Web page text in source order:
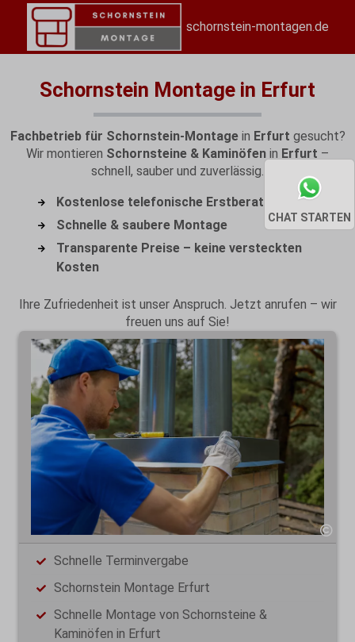
CHAT STARTEN
schornstein-montagen.de
Schornstein Montage in Erfurt
Fachbetrieb für Schornstein-Montagein Erfurt gesucht?
Wir montieren Schornsteine & Kaminöfen in Erfurt –
schnell, sauber und zuverlässig.
Kostenlose telefonische Erstberatung
Schnelle & saubere Montage
Transparente Preise – keine versteckten
Kosten
Ihre Zufriedenheit ist unser Anspruch. Jetzt anrufen – wir
freuen uns auf Sie!
Schnelle Terminvergabe
Schornstein Montage Erfurt
Schnelle Montage von Schornsteine &
Kaminöfen in Erfurt